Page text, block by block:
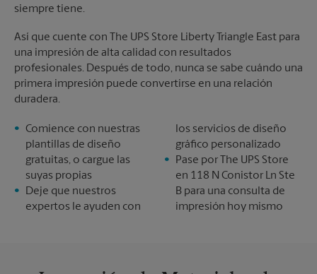
siempre tiene.
Así que cuente con The UPS Store Liberty Triangle East para
una impresión de alta calidad con resultados
profesionales. Después de todo, nunca se sabe cuándo una
primera impresión puede convertirse en una relación
duradera.
Comience con nuestras
plantillas de diseño
gratuitas, o cargue las
suyas propias
Deje que nuestros
expertos le ayuden con
los servicios de diseño
gráfico personalizado
Pase por The UPS Store
en 118 N Conistor Ln Ste
B para una consulta de
impresión hoy mismo